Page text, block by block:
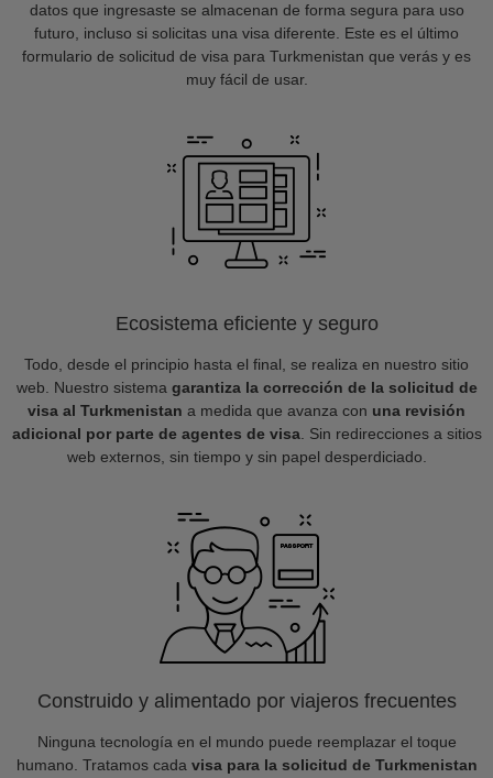
datos que ingresaste se almacenan de forma segura para uso
futuro, incluso si solicitas una visa diferente. Este es el último
formulario de solicitud de visa para Turkmenistan que verás y es
muy fácil de usar.
Ecosistema eficiente y seguro
Todo, desde el principio hasta el final, se realiza en nuestro sitio
web. Nuestro sistema garantiza la corrección de la solicitud de
visa al Turkmenistan a medida que avanza con una revisión
adicional por parte de agentes de visa. Sin redirecciones a sitios
web externos, sin tiempo y sin papel desperdiciado.
Construido y alimentado por viajeros frecuentes
Ninguna tecnología en el mundo puede reemplazar el toque
humano. Tratamos cada visa para la solicitud de Turkmenistan